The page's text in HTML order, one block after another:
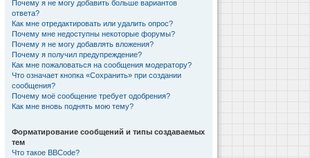
Почему я не могу добавить больше вариантов
ответа?
Как мне отредактировать или удалить опрос?
Почему мне недоступны некоторые форумы?
Почему я не могу добавлять вложения?
Почему я получил предупреждение?
Как мне пожаловаться на сообщения модератору?
Что означает кнопка «Сохранить» при создании
сообщения?
Почему моё сообщение требует одобрения?
Как мне вновь поднять мою тему?
Форматирование сообщений и типы создаваемых
тем
Что такое BBCode?